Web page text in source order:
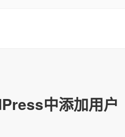
中添加用户